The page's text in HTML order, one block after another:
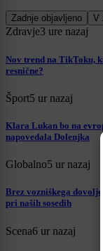
Zadnje objavljeno V
Zdravje3 ure nazaj
Nov trend na TikToku,
resnične?
Šport5 ur nazaj
Klara Lukan bo na
napovedala Dolenjka
Globalno5 ur nazaj
Brez vozniškega
pri naših sosedih
Scena6 ur nazaj